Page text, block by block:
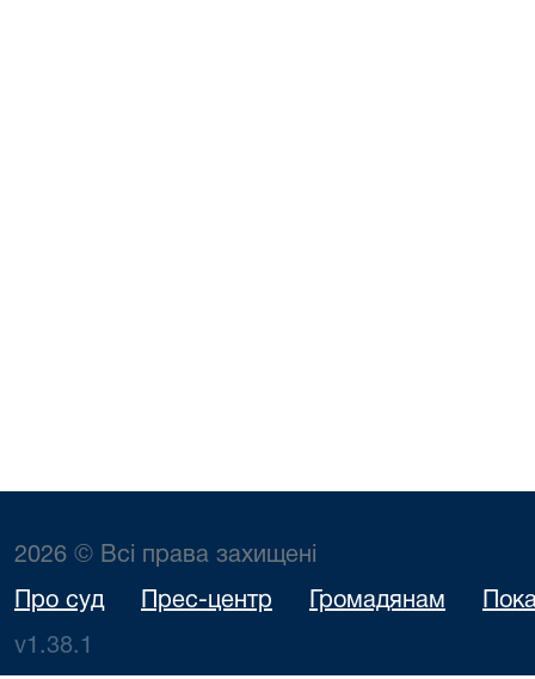
2026 © Всі права захищені
Про суд Прес-центр Громадянам
v1.38.1